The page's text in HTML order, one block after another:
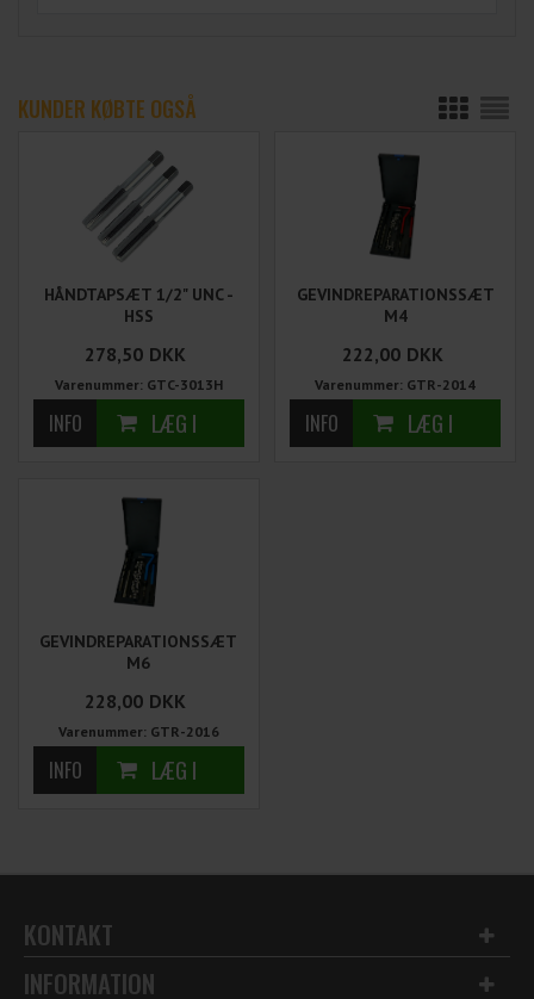
KUNDER KØBTE OGSÅ
HÅNDTAPSÆT 1/2" UNC -
HSS
278,50 DKK
Varenummer: GTC-3013H
GEVINDREPARATIONSSÆT
M4
222,00 DKK
Varenummer: GTR-2014
GEVINDREPARATIONSSÆT
M6
228,00 DKK
Varenummer: GTR-2016
KONTAKT
INFORMATION